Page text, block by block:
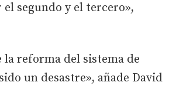
segundo y el tercero»,
la reforma del sistema de
un desastre», añade David